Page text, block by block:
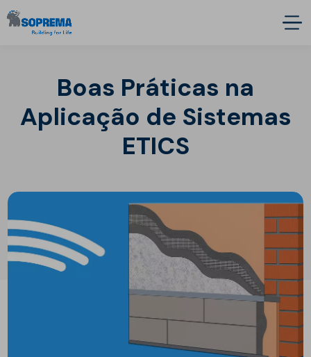
Boas Práticas na
Aplicação de Sistemas
ETICS